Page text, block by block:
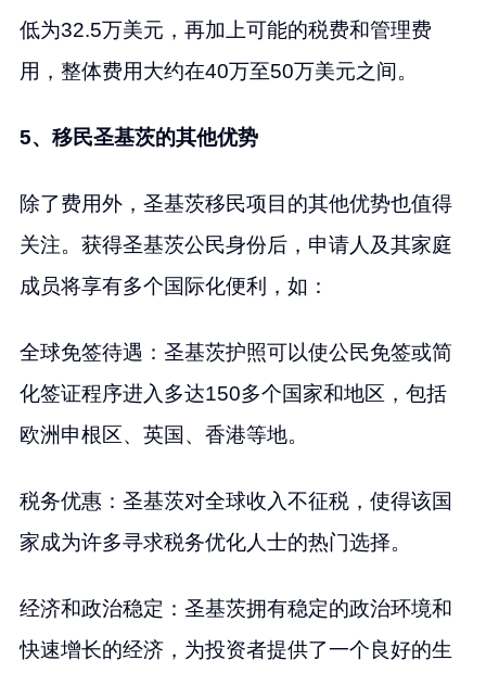
低为32.5万美元，再加上可能的税费和管理费
用，整体费用大约在40万至50万美元之间。
5、移民圣基茨的其他优势
除了费用外，圣基茨移民项目的其他优势也值得
关注。获得圣基茨公民身份后，申请人及其家庭
成员将享有多个国际化便利，如：
全球免签待遇：圣基茨护照可以使公民免签或简
化签证程序进入多达150多个国家和地区，包括
欧洲申根区、英国、香港等地。
税务优惠：圣基茨对全球收入不征税，使得该国
家成为许多寻求税务优化人士的热门选择。
经济和政治稳定：圣基茨拥有稳定的政治环境和
快速增长的经济，为投资者提供了一个良好的生